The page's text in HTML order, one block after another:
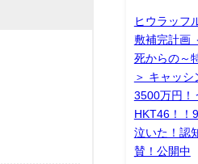
ヒウラッフ
敷補完計画
死からの～
＞ キャッ
3500万円！
HKT46！！
泣いた！認
賛！公開中